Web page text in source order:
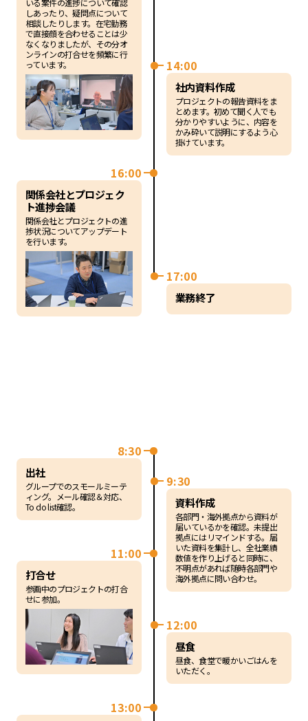
しあったり、疑問点について
相談したりします。在宅勤務
で直接顔を合わせることは少
なくなりましたが、その分オ
ンラインの打合せを頻繁に行
っています。
16:00
関係会社とプロジェク
ト進捗会議
関係会社とプロジェクトの進
捗状況についてアップデート
を行います。
14:00
社内資料作成
プロジェクトの報告資料をま
とめます。初めて聞く人でも
分かりやすいように、内容を
かみ砕いて説明にするよう心
掛けています。
17:00
業務終了
8:30
出社
グループでのスモールミーテ
ィング。メール確認＆対応、
To do list確認。
11:00
打合せ
参画中のプロジェクトの打合
せに参加。
13:00
9:30
資料作成
各部門・海外拠点から資料が
届いているかを確認。未提出
拠点にはリマインドする。届
いた資料を集計し、全社業績
数値を作り上げると同時に、
不明点があれば随時各部門や
海外拠点に問い合わせ。
12:00
昼食
昼食、食堂で暖かいごはんを
いただく。